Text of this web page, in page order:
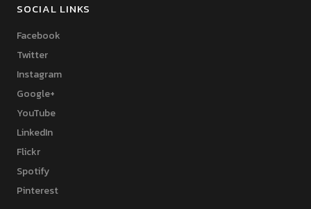
SOCIAL LINKS
Facebook
Twitter
Instagram
Google+
YouTube
LinkedIn
Flickr
Spotify
Pinterest